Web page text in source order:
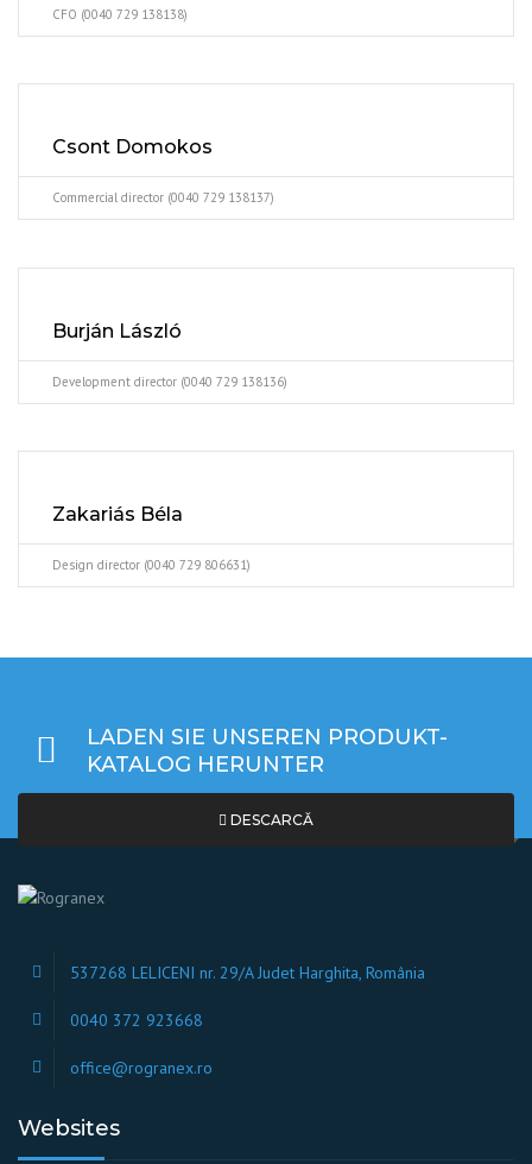
CFO (0040 729 138138)
Csont Domokos
Commercial director (0040 729 138137)
Burján László
Development director (0040 729 138136)
Zakariás Béla
Design director (0040 729 806631)
LADEN SIE UNSEREN PRODUKT-
KATALOG HERUNTER
DESCARCĂ
537268 LELICENI nr. 29/A Judet Harghita, România
0040 372 923668
office@rogranex.ro
Websites